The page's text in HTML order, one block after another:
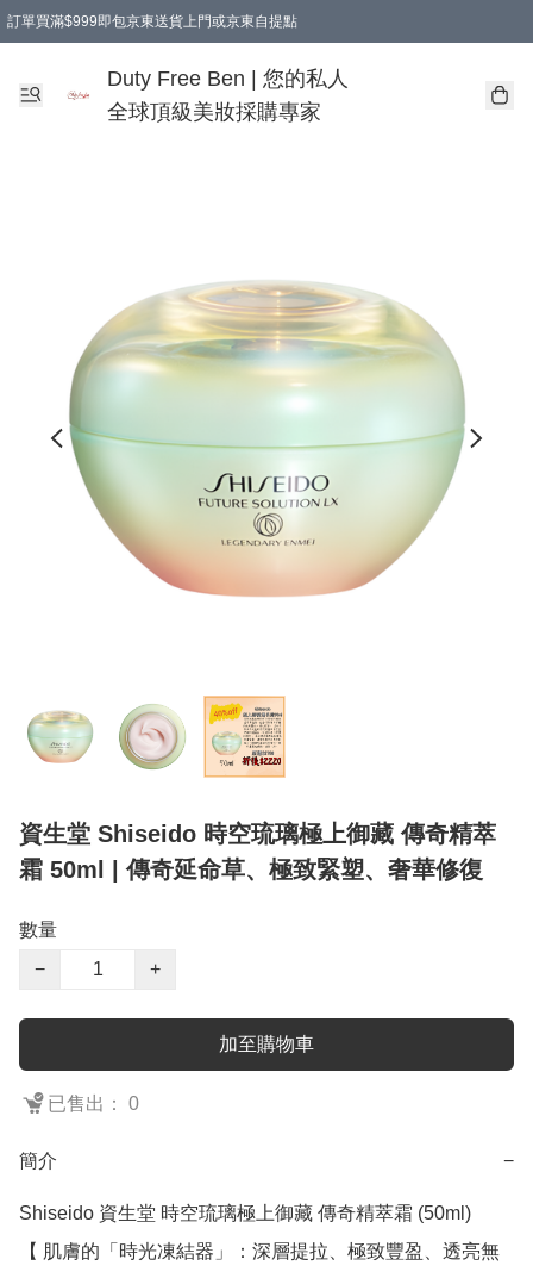
訂單買滿$999即包京東送貨上門或京東自提點
Duty Free Ben | 您的私人
全球頂級美妝採購專家
資生堂 Shiseido 時空琉璃極上御藏 傳奇精萃
霜 50ml | 傳奇延命草、極致緊塑、奢華修復
數量
−
+
加至購物車
已售出： 0
簡介 −
Shiseido 資生堂 時空琉璃極上御藏 傳奇精萃霜 (50ml)
【 肌膚的「時光凍結器」：深層提拉、極致豐盈、透亮無